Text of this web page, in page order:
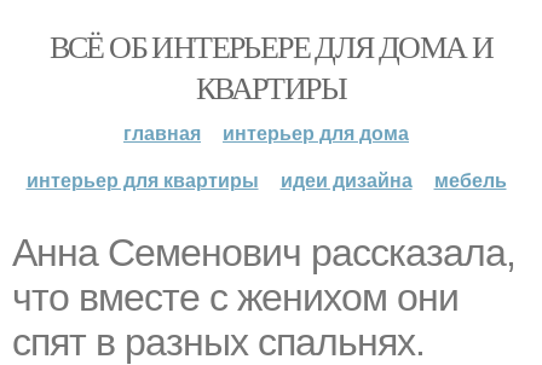
ВСЁ ОБ ИНТЕРЬЕРЕ ДЛЯ ДОМА И
КВАРТИРЫ
главная
интерьер для дома
интерьер для квартиры
идеи дизайна мебель
Анна Семенович рассказала,
что вместе с женихом они
спят в разных спальнях.